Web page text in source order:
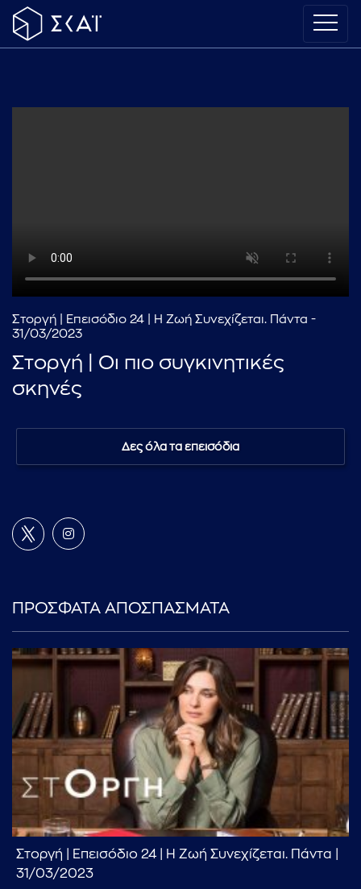
Στοργή | Επεισόδιο 24 | Η Ζωή Συνεχίζεται. Πάντα -
31/03/2023
Στοργή | Οι πιο συγκινητικές
σκηνές
Δες όλα τα επεισόδια
ΠΡΟΣΦΑΤΑ ΑΠΟΣΠΑΣΜΑΤΑ
Στοργή | Επεισόδιο 24 | Η Ζωή Συνεχίζεται. Πάντα |
31/03/2023